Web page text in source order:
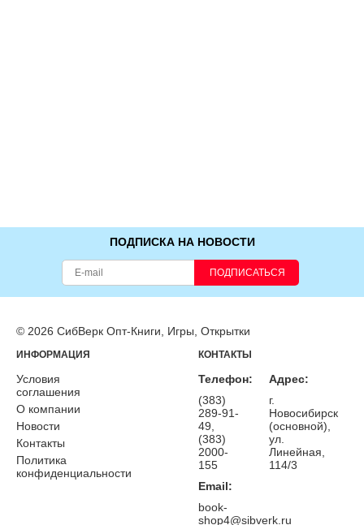
ПОДПИСКА НА НОВОСТИ
ПОДПИСАТЬСЯ
© 2026 СибВерк Опт-Книги, Игры, Открытки
ИНФОРМАЦИЯ
Условия
соглашения
О компании
Новости
Контакты
Политика
конфиденциальности
КОНТАКТЫ
Телефон:
(383)
289-91-
49,
(383)
2000-
155
Email:
book-
shop4@sibverk.ru
Адрес:
г.
Новосибирск
(основной),
ул.
Линейная,
114/3